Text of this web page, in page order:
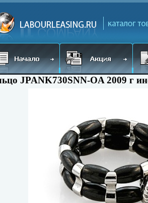
JPANK730SNN-OA 2009 г